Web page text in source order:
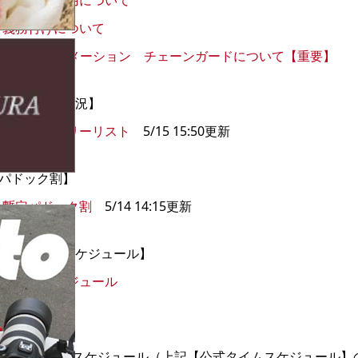
義務付けについて
SLインフォメーション チェーンガードについて【重要】
ントリー状況】
暫定エントリーリスト
5/15 15:50更新
ドック割】
暫定パドック割 5/14 14:15更新
式タイムスケジュール】
タイムスケジュール
式通知】